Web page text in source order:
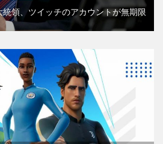
領、ツイッチのアカウントが無期限